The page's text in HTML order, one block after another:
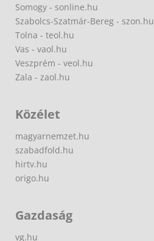
Somogy - sonline.hu
Szabolcs-Szatmár-Bereg - szon.hu
Tolna - teol.hu
Vas - vaol.hu
Veszprém - veol.hu
Zala - zaol.hu
Közélet
magyarnemzet.hu
szabadfold.hu
hirtv.hu
origo.hu
Gazdaság
vg.hu